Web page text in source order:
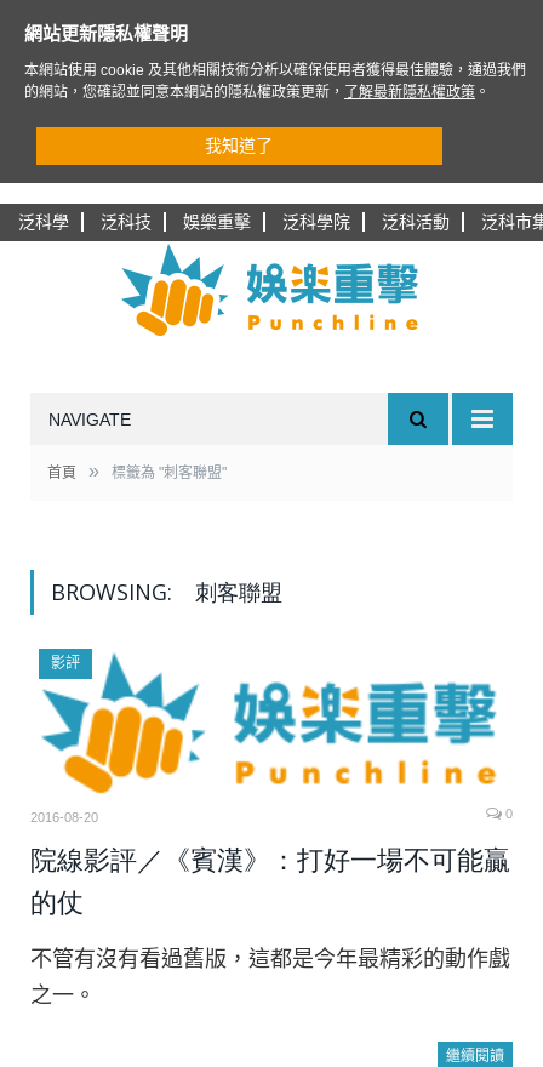
泛科學 泛科技 娛樂重擊 泛科學院 泛科活動 泛科市
NAVIGATE
首頁 » 標籤為 "刺客聯盟"
BROWSING: 刺客聯盟
影評
2016-08-20 0
院線影評／《賓漢》：打好一場不可能贏
的仗
不管有沒有看過舊版，這都是今年最精彩的動作戲
之一。
繼續閱讀
網站更新隱私權聲明
本網站使用 cookie 及其他相關技術分析以確保使用者獲得最佳體驗，通過我們
的網站，您確認並同意本網站的隱私權政策更新，
了解最新隱私權政策 。
我知道了